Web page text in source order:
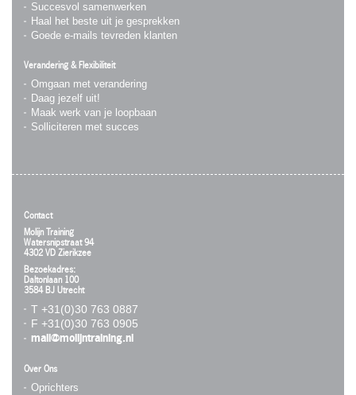
Succesvol samenwerken
Haal het beste uit je gesprekken
Goede e-mails tevreden klanten
Verandering & Flexibiliteit
Omgaan met verandering
Daag jezelf uit!
Maak werk van je loopbaan
Solliciteren met succes
Contact
Molijn Training
Watersnipstraat 94
4302 VD Zierikzee
Bezoekadres:
Daltonlaan 100
3584 BJ Utrecht
T +31(0)30 763 0887
F +31(0)30 763 0905
mail@molijntraining.nl
Over Ons
Oprichters